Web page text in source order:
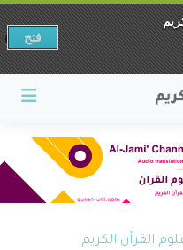
القرآن الكريم
فتح